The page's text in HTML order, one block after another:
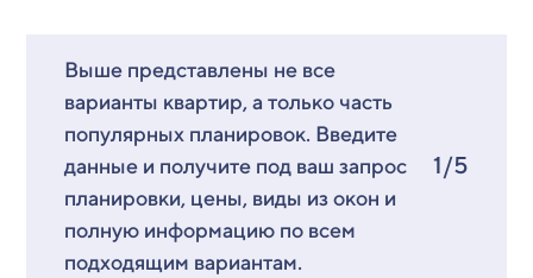
Выше представлены не все
варианты квартир, а только часть
популярных планировок. Введите
данные и получите под ваш запрос
планировки, цены, виды из окон и
полную информацию по всем
подходящим вариантам.
1/5